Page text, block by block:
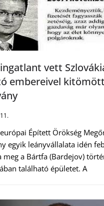
vett
embereivel kitömött
Épített Örökség
egyik leányvállalata idén
meg a Bártfa (Bardejov)
található épületet. A